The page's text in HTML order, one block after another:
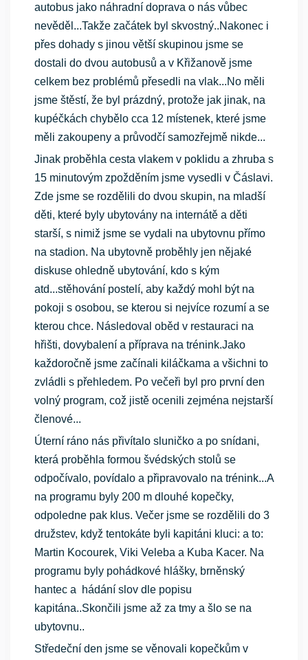
autobus jako náhradní doprava o nás vůbec
nevěděl...Takže začátek byl skvostný..Nakonec i
přes dohady s jinou větší skupinou jsme se
dostali do dvou autobusů a v Křižanově jsme
celkem bez problémů přesedli na vlak...No měli
jsme štěstí, že byl prázdný, protože jak jinak, na
kupéčkách chybělo cca 12 místenek, které jsme
měli zakoupeny a průvodčí samozřejmě nikde...
Jinak proběhla cesta vlakem v poklidu a zhruba s
15 minutovým zpožděním jsme vysedli v Čáslavi.
Zde jsme se rozdělili do dvou skupin, na mladší
děti, které byly ubytovány na internátě a děti
starší, s nimiž jsme se vydali na ubytovnu přímo
na stadion. Na ubytovně proběhly jen nějaké
diskuse ohledně ubytování, kdo s kým
atd...stěhování postelí, aby každý mohl být na
pokoji s osobou, se kterou si nejvíce rozumí a se
kterou chce. Následoval oběd v restauraci na
hřišti, dovybalení a příprava na trénink.Jako
každoročně jsme začínali kiláčkama a všichni to
zvládli s přehledem. Po večeři byl pro první den
volný program, což jistě ocenili zejména nejstarší
členové...
Úterní ráno nás přivítalo sluničko a po snídani,
která proběhla formou švédských stolů se
odpočívalo, povídalo a připravovalo na trénink...A
na programu byly 200 m dlouhé kopečky,
odpoledne pak klus. Večer jsme se rozdělili do 3
družstev, když tentokáte byli kapitáni kluci: a to:
Martin Kocourek, Viki Veleba a Kuba Kacer. Na
programu byly pohádkové hlášky, brněnský
hantec a hádání slov dle popisu
kapitána..Skončili jsme až za tmy a šlo se na
ubytovnu..
Středeční den jsme se věnovali kopečkům v